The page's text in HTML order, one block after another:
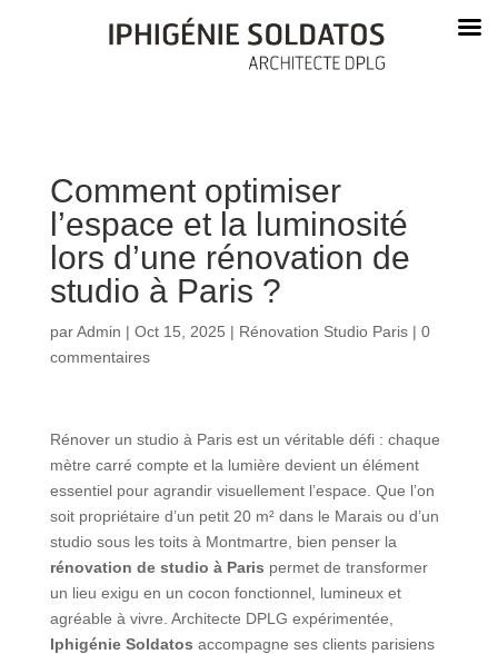
Comment optimiser
l’espace et la luminosité
lors d’une rénovation de
studio à Paris ?
parAdmin | Oct 15, 2025 | Rénovation Studio Paris| 0
commentaires
Rénover un studio à Paris est un véritable défi : chaque
mètre carré compte et la lumière devient un élément
essentiel pour agrandir visuellement l’espace. Que l’on
soit propriétaire d’un petit 20 m² dans le Marais ou d’un
studio sous les toits à Montmartre, bien penser la
rénovation de studio à Paris permet de transformer
un lieu exigu en un cocon fonctionnel, lumineux et
agréable à vivre. Architecte DPLG expérimentée,
Iphigénie Soldatos accompagne ses clients parisiens